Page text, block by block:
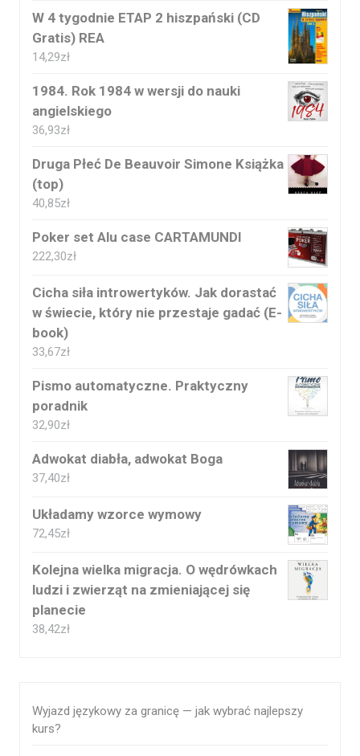
W 4 tygodnie ETAP 2 hiszpański (CD
Gratis) REA
14,29zł
1984. Rok 1984 w wersji do nauki
angielskiego
36,93zł
Druga Płeć De Beauvoir Simone Książka
(top)
40,85zł
Poker set Alu case CARTAMUNDI
222,30zł
Cicha siła introwertyków. Jak dorastać
w świecie, który nie przestaje gadać (E-
book)
33,67zł
Pismo automatyczne. Praktyczny
poradnik
32,90zł
Adwokat diabła, adwokat Boga
37,40zł
Układamy wzorce wymowy
72,45zł
Kolejna wielka migracja. O wędrówkach
ludzi i zwierząt na zmieniającej się
planecie
38,42zł
Wyjazd językowy za granicę — jak wybrać najlepszy
kurs?